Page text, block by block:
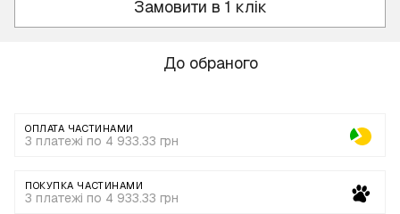
Замовити в 1 клік
До обраного
ОПЛАТА ЧАСТИНАМИ
3 платежі по 4 933.33 грн
ПОКУПКА ЧАСТИНАМИ
3 платежі по 4 933.33 грн